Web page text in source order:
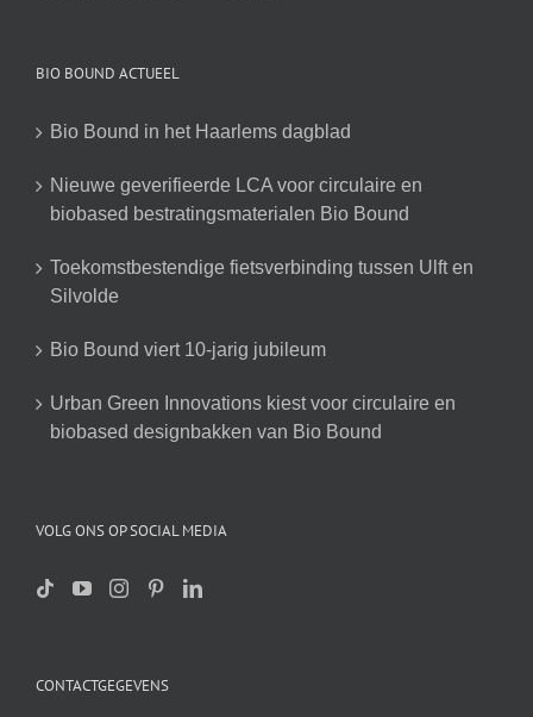
BIO BOUND ACTUEEL
Bio Bound in het Haarlems dagblad
Nieuwe geverifieerde LCA voor circulaire en
biobased bestratingsmaterialen Bio Bound
Toekomstbestendige fietsverbinding tussen Ulft en
Silvolde
Bio Bound viert 10-jarig jubileum
Urban Green Innovations kiest voor circulaire en
biobased designbakken van Bio Bound
VOLG ONS OP SOCIAL MEDIA
CONTACTGEGEVENS